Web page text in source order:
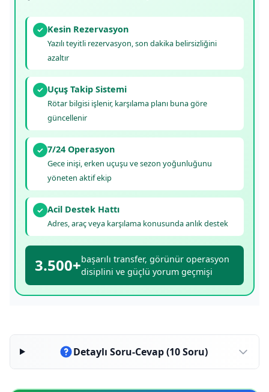
✓ Kesin Rezervasyon
Yazılı teyitli rezervasyon, son dakika belirsizliğini
azaltır
✓ Uçuş Takip Sistemi
Rötar bilgisi işlenir, karşılama planı buna göre
güncellenir
✓ 7/24 Operasyon
Gece inişi, erken uçuşu ve sezon yoğunluğunu
yöneten aktif ekip
✓ Acil Destek Hattı
Adres, araç veya karşılama konusunda anlık destek
3.500+başarılı transfer, görünür operasyon
disiplini ve güçlü yorum geçmişi
Detaylı Soru-Cevap (10 Soru)